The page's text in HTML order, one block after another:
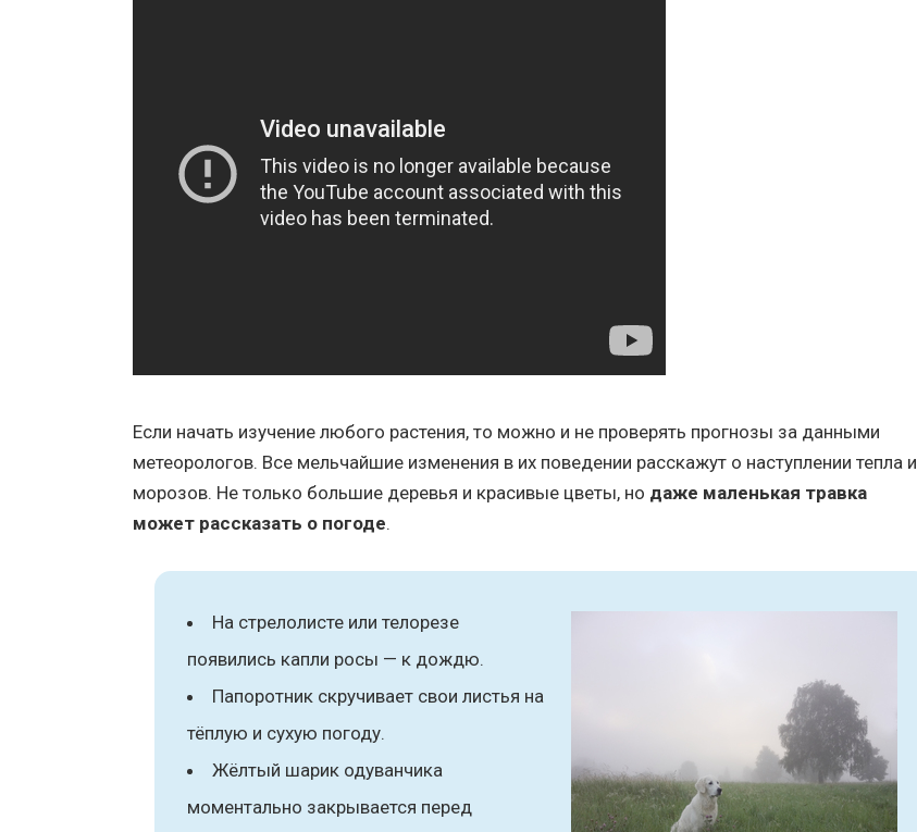
Если начать изучение любого растения, то можно и не проверять прогнозы за данными
метеорологов. Все мельчайшие изменения в их поведении расскажут о наступлении тепла и
морозов. Не только большие деревья и красивые цветы, но даже маленькая травка
может рассказать о погоде.
На стрелолисте или телорезе
появились капли росы — к дождю.
Папоротник скручивает свои листья на
тёплую и сухую погоду.
Жёлтый шарик одуванчика
моментально закрывается перед